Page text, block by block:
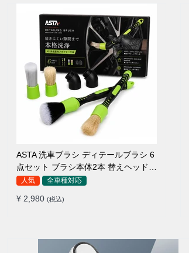
ASTA 洗車ブラシ ディテールブラシ 6
点セット ブラシ本体2本 替えヘッド2
個 アダプター2個 車内外 ホイール ダ
人気 全車種対応
¥ 2,980 (税込)